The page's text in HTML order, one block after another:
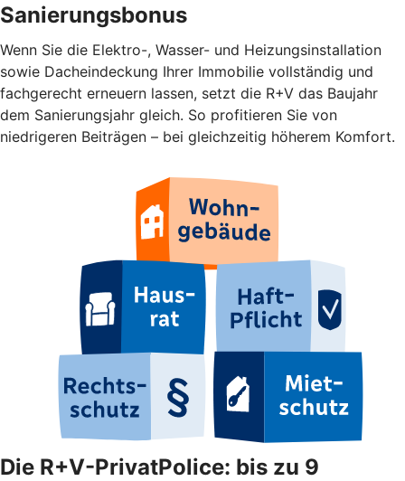
Sanierungsbonus
Wenn Sie die Elektro-, Wasser- und Heizungsinstallation
sowie Dacheindeckung Ihrer Immobilie vollständig und
fachgerecht erneuern lassen, setzt die R+V das Baujahr
dem Sanierungsjahr gleich. So profitieren Sie von
niedrigeren Beiträgen – bei gleichzeitig höherem Komfort.
Die R+V-PrivatPolice: bis zu 9